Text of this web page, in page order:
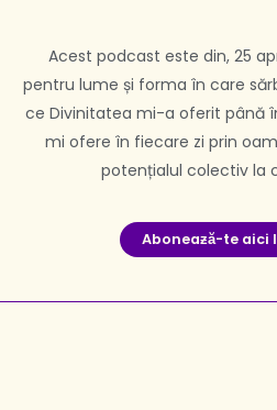
Acest podcast este din, 25
pentru lume și forma în care
ce Divinitatea mi-a oferit până
mi ofere în fiecare zi prin
potențialul colectiv la
Aboneaƶă-te aici